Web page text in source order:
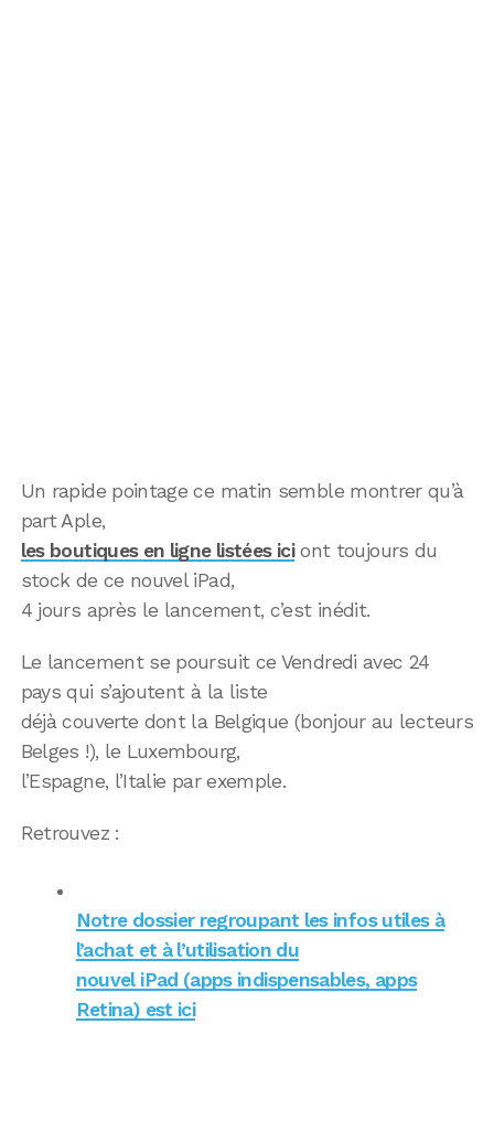
Un rapide pointage ce matin semble montrer qu’à
part Aple,
les boutiques en ligne listées iciont toujours du
stock de ce nouvel iPad,
4 jours après le lancement, c’est inédit.
Le lancement se poursuit ce Vendredi avec 24
pays qui s’ajoutent à la liste
déjà couverte dont la Belgique (bonjour au lecteurs
Belges !), le Luxembourg,
l’Espagne, l’Italie par exemple.
Retrouvez :
Notre dossier regroupant les infos utiles à
l’achat et à l’utilisation du
nouvel iPad (apps indispensables, apps
Retina) est ici